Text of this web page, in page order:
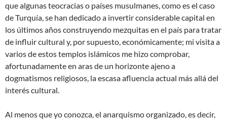
que algunas teocracias o países musulmanes, como es el caso
de Turquía, se han dedicado a invertir considerable capital en
los últimos años construyendo mezquitas en el país para tratar
de influir cultural y, por supuesto, económicamente; mi visita a
varios de estos templos islámicos me hizo comprobar,
afortunadamente en aras de un horizonte ajeno a
dogmatismos religiosos, la escasa afluencia actual más allá del
interés cultural.
Al menos que yo conozca, el anarquismo organizado, es decir,